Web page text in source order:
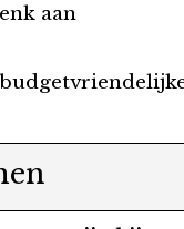
aan